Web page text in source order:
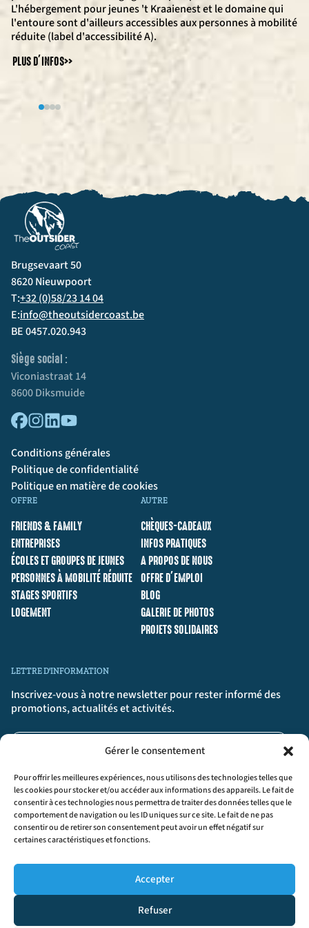
Gérer le consentement
Pour offrir les meilleures expériences, nous utilisons des technologies telles que
les cookies pour stocker et/ou accéder aux informations des appareils. Le fait de
consentir à ces technologies nous permettra de traiter des données telles que le
comportement de navigation ou les ID uniques sur ce site. Le fait de ne pas
consentir ou de retirer son consentement peut avoir un effet négatif sur
certaines caractéristiques et fonctions.
Accepter
Refuser
L'hébergement pour jeunes 't Kraaienest et le domaine qui
l'entoure sont d'ailleurs accessibles aux personnes à mobilité
réduite (label d'accessibilité A).
PLUS D’INFOS>>
Brugsevaart 50
8620 Nieuwpoort
T:+32 (0)58/23 14 04
E:info@theoutsidercoast.be
BE 0457.020.943
Siège social :
Viconiastraat 14
8600 Diksmuide
Conditions générales
Politique de confidentialité
Politique en matière de cookies
OFFRE
FRIENDS & FAMILY
ENTREPRISES
ÉCOLES ET GROUPES DE JEUNES
PERSONNES À MOBILITÉ RÉDUITE
STAGES SPORTIFS
LOGEMENT
AUTRE
CHÈQUES-CADEAUX
INFOS PRATIQUES
A PROPOS DE NOUS
OFFRE D’EMPLOI
BLOG
GALERIE DE PHOTOS
PROJETS SOLIDAIRES
LETTRE D'INFORMATION
Inscrivez-vous à notre newsletter pour rester informé des
promotions, actualités et activités.
générales.
S'INSCRIRE>>